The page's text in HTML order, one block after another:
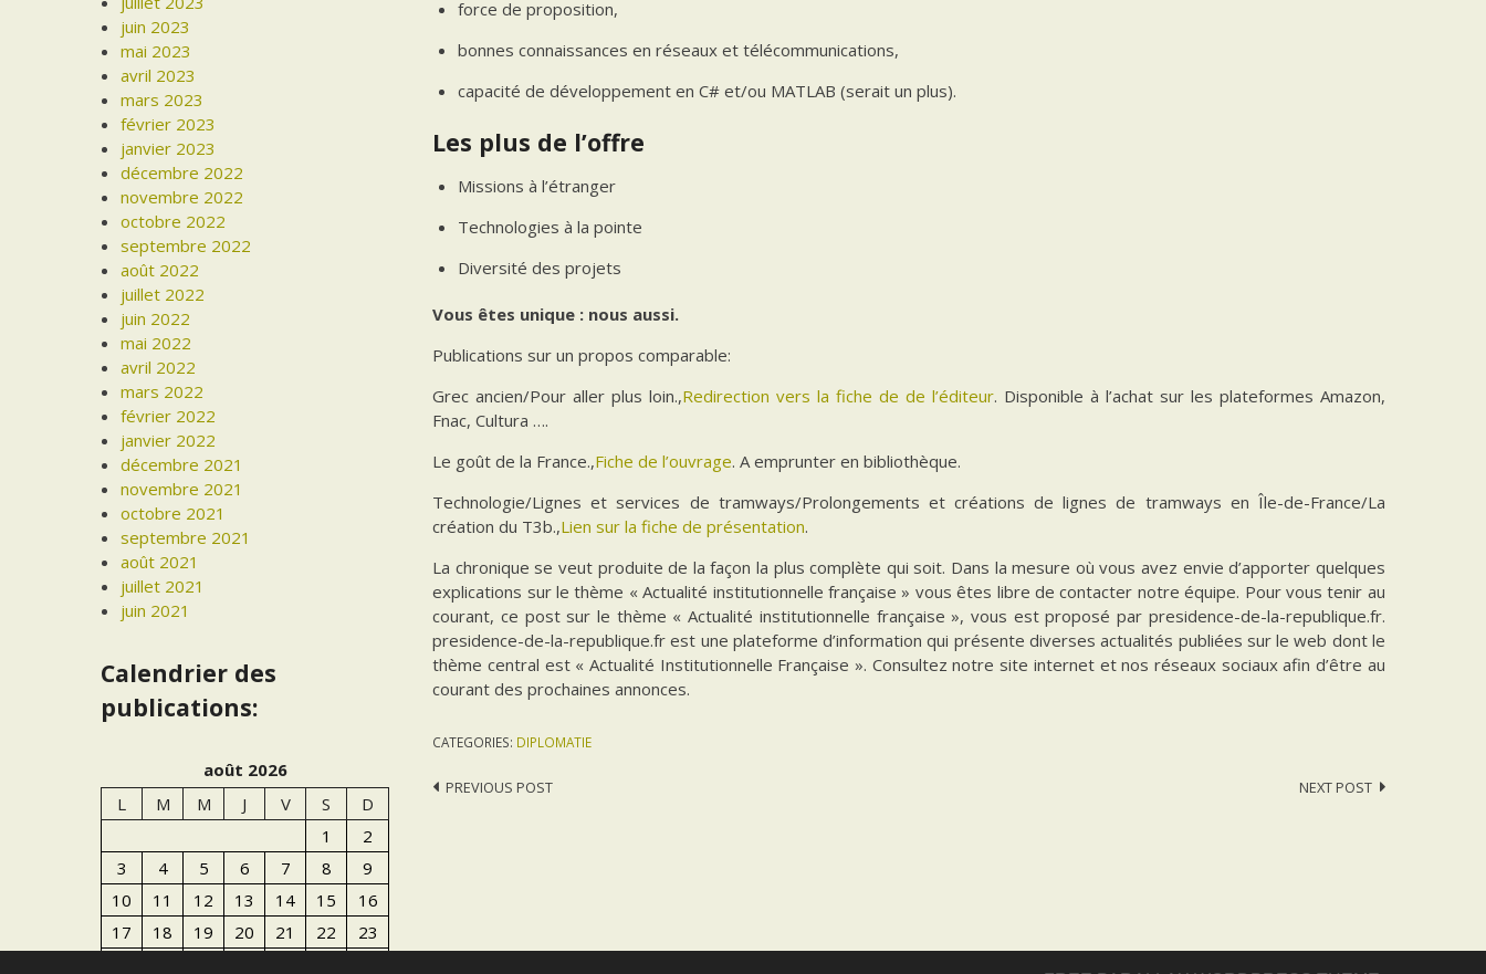
force de proposition,
bonnes connaissances en réseaux et télécommunications,
capacité de développement en C# et/ou MATLAB (serait un plus).
Les plus de l’offre
Missions à l’étranger
Technologies à la pointe
Diversité des projets
Vous êtes unique : nous aussi.
Publications sur un propos comparable:
Grec ancien/Pour aller plus loin.,Redirection vers la fiche de de l’éditeur. Disponible à l’achat sur les plateformes Amazon,
Fnac, Cultura ….
Le goût de la France.,Fiche de l’ouvrage. A emprunter en bibliothèque.
Technologie/Lignes et services de tramways/Prolongements et créations de lignes de tramways en Île-de-France/La
création du T3b.,Lien sur la fiche de présentation.
La chronique se veut produite de la façon la plus complète qui soit. Dans la mesure où vous avez envie d’apporter quelques
explications sur le thème « Actualité institutionnelle française » vous êtes libre de contacter notre équipe. Pour vous tenir au
courant, ce post sur le thème « Actualité institutionnelle française », vous est proposé par presidence-de-la-republique.fr.
presidence-de-la-republique.fr est une plateforme d’information qui présente diverses actualités publiées sur le web dont le
thème central est « Actualité Institutionnelle Française ». Consultez notre site internet et nos réseaux sociaux afin d’être au
courant des prochaines annonces.
CATEGORIES: DIPLOMATIE
Post
PREVIOUS POST NEXT POST
juin 2023
mai 2023
avril 2023
mars 2023
février 2023
janvier 2023
décembre 2022
novembre 2022
octobre 2022
septembre 2022
août 2022
juillet 2022
juin 2022
mai 2022
avril 2022
mars 2022
février 2022
janvier 2022
décembre 2021
novembre 2021
octobre 2021
septembre 2021
août 2021
juillet 2021
juin 2021
Calendrier des
publications:
août 2026
L
M M J V S
D
1
2
3
4 5 6 7 8
9
10
11 12 13 14 15
16
17
18 19 20 21 22
23